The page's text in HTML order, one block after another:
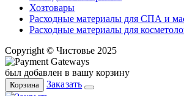
Хозтовары
Расходные материалы для СПА и
Расходные материалы для
Copyright © Чистовье 2025
был добавлен в вашу корзину
Корзина Заказать